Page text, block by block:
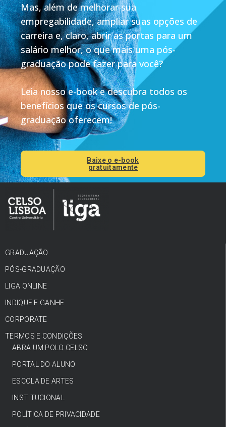
Mas, além de melhorar sua
empregabilidade, ampliar suas opções de
carreira e, claro, abrir as portas para um
salário melhor, o que mais uma pós-
graduação pode fazer para você?
Leia nosso e-book e descubra todos os
benefícios que os cursos de pós-
graduação oferecem!
Baixe o e-book
gratuitamente
GRADUAÇÃO
PÓS-GRADUAÇÃO
LIGA ONLINE
INDIQUE E GANHE
CORPORATE
TERMOS E CONDIÇÕES
ABRA UM POLO CELSO
PORTAL DO ALUNO
ESCOLA DE ARTES
INSTITUCIONAL
POLÍTICA DE PRIVACIDADE